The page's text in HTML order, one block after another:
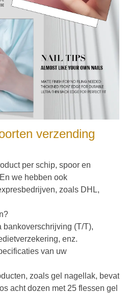
verzending
per schip, spoor en
we hebben ook
zoals DHL,
bankoverschrijving (T/T),
enz.
van uw
zoals gel nagellak, bevat
acht dozen met 25 flessen gel